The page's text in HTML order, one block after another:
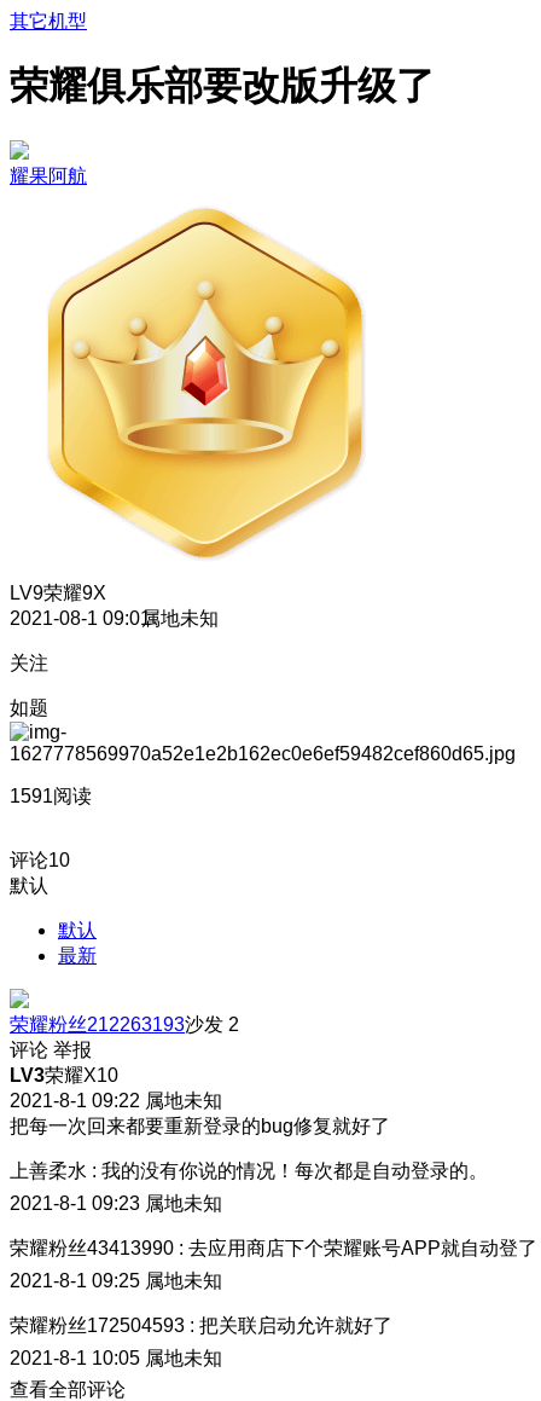
其它机型
荣耀俱乐部要改版升级了
耀果阿航
LV9荣耀9X
2021-08-1 09:01属地未知
关注
如题
1591阅读
评论10
默认
默认
最新
荣耀粉丝212263193沙发 2
评论 举报
LV3荣耀X10
2021-8-1 09:22 属地未知
把每一次回来都要重新登录的bug修复就好了
上善柔水 : 我的没有你说的情况！每次都是自动登录的。
2021-8-1 09:23 属地未知
荣耀粉丝43413990 : 去应用商店下个荣耀账号APP就自动登了
2021-8-1 09:25 属地未知
荣耀粉丝172504593 : 把关联启动允许就好了
2021-8-1 10:05 属地未知
查看全部评论